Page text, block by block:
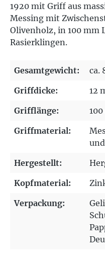
1920 mit Griff aus
Messing mit
Olivenholz, in 100 mm
Rasierklingen.
Gesamtgewicht:
ca.
Griffdicke:
12
Grifflänge:
Griffmaterial:
Hergestellt:
Kopfmaterial:
Verpackung: